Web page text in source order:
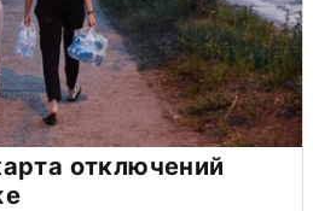
отключений